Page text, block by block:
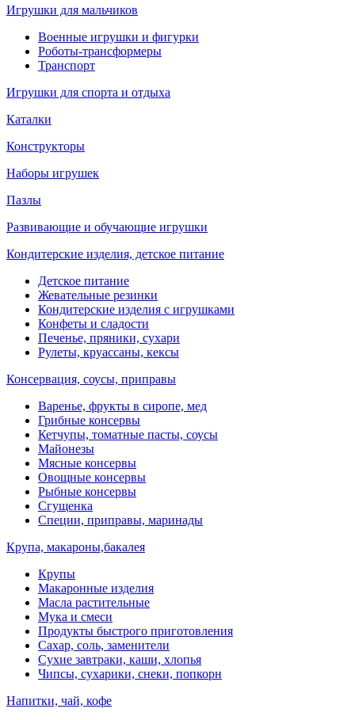
Игрушки для мальчиков
Военные игрушки и фигурки
Роботы-трансформеры
Транспорт
Игрушки для спорта и отдыха
Каталки
Конструкторы
Наборы игрушек
Пазлы
Развивающие и обучающие игрушки
Кондитерские изделия, детское питание
Детское питание
Жевательные резинки
Кондитерские изделия с игрушками
Конфеты и сладости
Печенье, пряники, сухари
Рулеты, круассаны, кексы
Консервация, соусы, приправы
Варенье, фрукты в сиропе, мед
Грибные консервы
Кетчупы, томатные пасты, соусы
Майонезы
Мясные консервы
Овощные консервы
Рыбные консервы
Сгущенка
Специи, приправы, маринады
Крупа, макароны,бакалея
Крупы
Макаронные изделия
Масла растительные
Мука и смеси
Продукты быстрого приготовления
Сахар, соль, заменители
Сухие завтраки, каши, хлопья
Чипсы, сухарики, снеки, попкорн
Напитки, чай, кофе